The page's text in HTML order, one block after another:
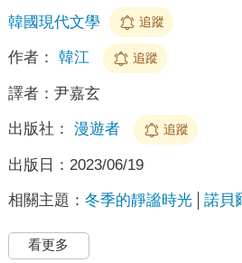
韓國現代文學
追蹤
作者： 韓江 追蹤
譯者： 尹嘉玄
出版社： 漫遊者 追蹤
出版日： 2023/06/19
相關主題： 冬季的靜謐時光 諾貝
看更多